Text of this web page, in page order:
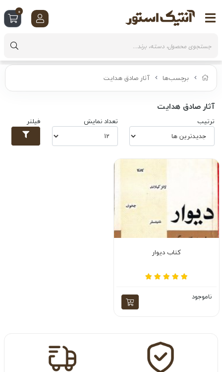
برچسب‌ها آثار صادق هدایت
آثار صادق هدایت
ترتیب تعداد نمایش فیلتر
کتاب دیوار
ناموجود
0